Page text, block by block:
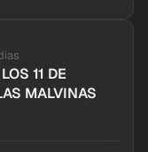
11 DE
MALVINAS